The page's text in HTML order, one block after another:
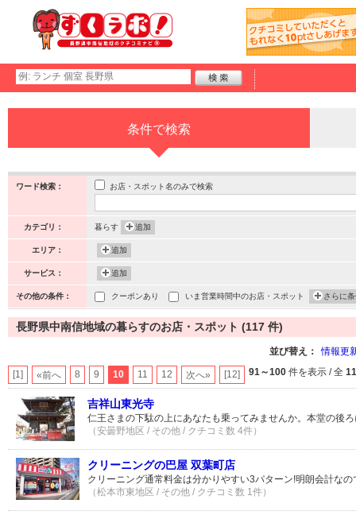
条件で検索
ワード検索： お店・スポット名のみで検索
カテゴリ： 暮らす 追加
エリア： 追加
サービス： 追加
その他の条件： クーポンあり いま営業時間中のお店・スポット さらに
長野県中南信地域の暮らすのお店・スポット (117 件)
並び替え： 情報更
[1] «前へ 8 9 10 11 12 次へ» [12] 91～100 件を表示 / 全
吉祥山東光寺
仁王さまの下駄の上にあなたも乗ってみませんか。本堂の後
（安曇野地区 / その他 / クチコミ数 4件）
クリーニングの巴屋 双葉町店
クリーニング通常料金は分かりやすい3パターン!明朗会計な
（松本市東地区 / その他 / クチコミ数 1件）